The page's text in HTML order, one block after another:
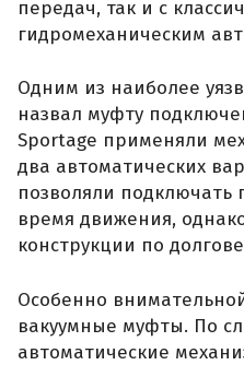
передач, так и с
гидромеханическим
Одним из наиболее
назвал муфту
Sportage применяли
два автоматических
позволяли
время движения,
конструкции по
Особенно
вакуумные муфты. По
автоматические